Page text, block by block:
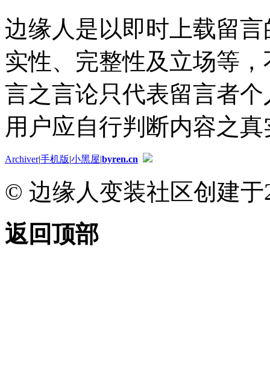
边缘人是以即时上载留
实性、完整性及立场等
言之言论只代表留言者
用户应自行判断内容之
Archiver|手机版|小黑屋|byren.cn
© 边缘人变装社区创建于
返回顶部